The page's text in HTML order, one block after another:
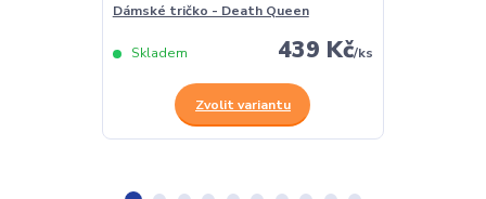
Dámské tričko - Death Queen
439 Kč/ks
Skladem
Zvolit variantu